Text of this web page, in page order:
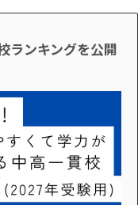
ランキングを公開